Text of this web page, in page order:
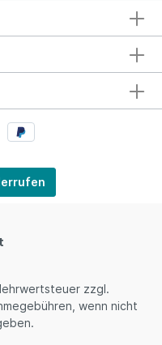
zzgl.
wenn nicht